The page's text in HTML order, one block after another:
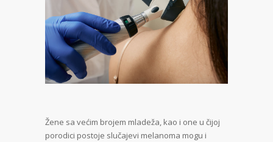
Žene sa većim brojem mladeža, kao i one u čijoj
porodici postoje slučajevi melanoma mogu i